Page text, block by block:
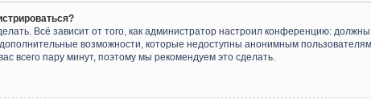
Всё зависит от того, как администратор настроил конференцию:
возможности, которые недоступны анонимным
всего пару минут, поэтому мы рекомендуем это сделать.